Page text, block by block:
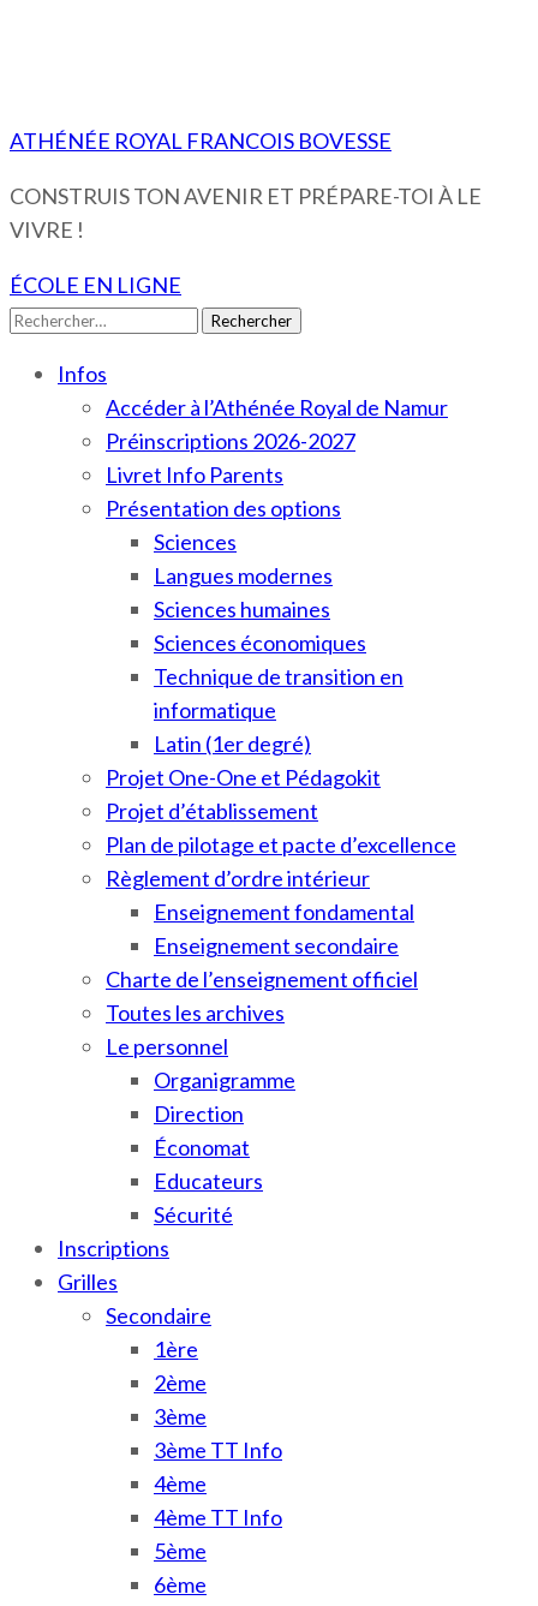
ATHÉNÉE ROYAL FRANCOIS BOVESSE
CONSTRUIS TON AVENIR ET PRÉPARE-TOI À LE
VIVRE !
ÉCOLE EN LIGNE
Rechercher :
Infos
Accéder à l’Athénée Royal de Namur
Préinscriptions 2026-2027
Livret Info Parents
Présentation des options
Sciences
Langues modernes
Sciences humaines
Sciences économiques
Technique de transition en
informatique
Latin (1er degré)
Projet One-One et Pédagokit
Projet d’établissement
Plan de pilotage et pacte d’excellence
Règlement d’ordre intérieur
Enseignement fondamental
Enseignement secondaire
Charte de l’enseignement officiel
Toutes les archives
Le personnel
Organigramme
Direction
Économat
Educateurs
Sécurité
Inscriptions
Grilles
Secondaire
1ère
2ème
3ème
3ème TT Info
4ème
4ème TT Info
5ème
6ème